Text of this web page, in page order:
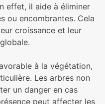
effet, il aide à éliminer
ou encombrantes. Cela
croissance et leur
à la végétation,
Les arbres non
un danger en cas
peut affecter les